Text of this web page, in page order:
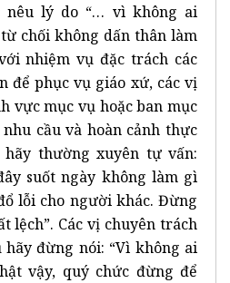
nêu lý do “… vì không ai
chối không dấn thân làm
nhiệm vụ đặc trách các
để phục vụ giáo xứ, các vị
vực mục vụ hoặc ban mục
cầu và hoàn cảnh thực
thường xuyên tự vấn:
suốt ngày không làm gì
lỗi cho người khác. Đừng
lệch”. Các vị chuyên trách
hãy đừng nói: “Vì không ai
vậy, quý chức đừng để